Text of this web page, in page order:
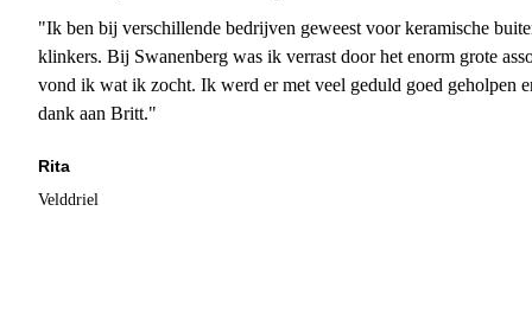
"Ik ben bij verschillende bedrijven geweest voor keramische
klinkers. Bij Swanenberg was ik verrast door het enorm grote
vond ik wat ik zocht. Ik werd er met veel geduld goed geholpen
dank aan Britt."
Rita
Velddriel